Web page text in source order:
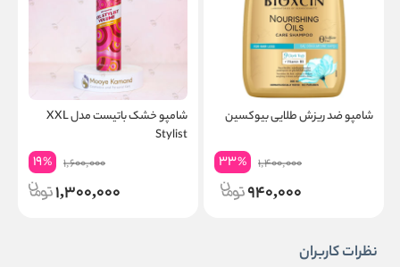
شامپو ضد ریزش طلایی بیوکسین
1,400,000
33%
940,000
شامپو خشک باتیست مدل XXL
Stylist
1,600,000
19%
1,300,000
نظرات کاربران